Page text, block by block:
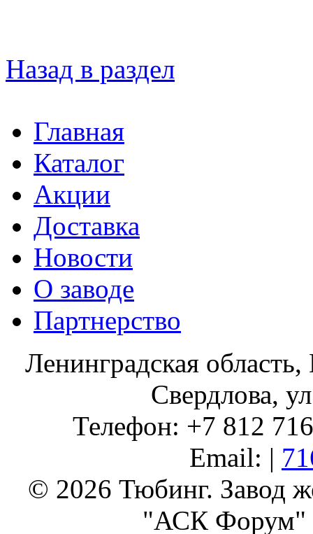
Назад в раздел
Главная
Каталог
Акции
Доставка
Новости
О заводе
Партнерство
Ленинградская
Свердлова,
Телефон: +7 812
Email: |
© 2026 Тюбинг. Завод
"АСК Форум"